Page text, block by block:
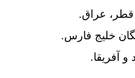
قطر، عراق.
خلیج فارس.
و آفریقا.